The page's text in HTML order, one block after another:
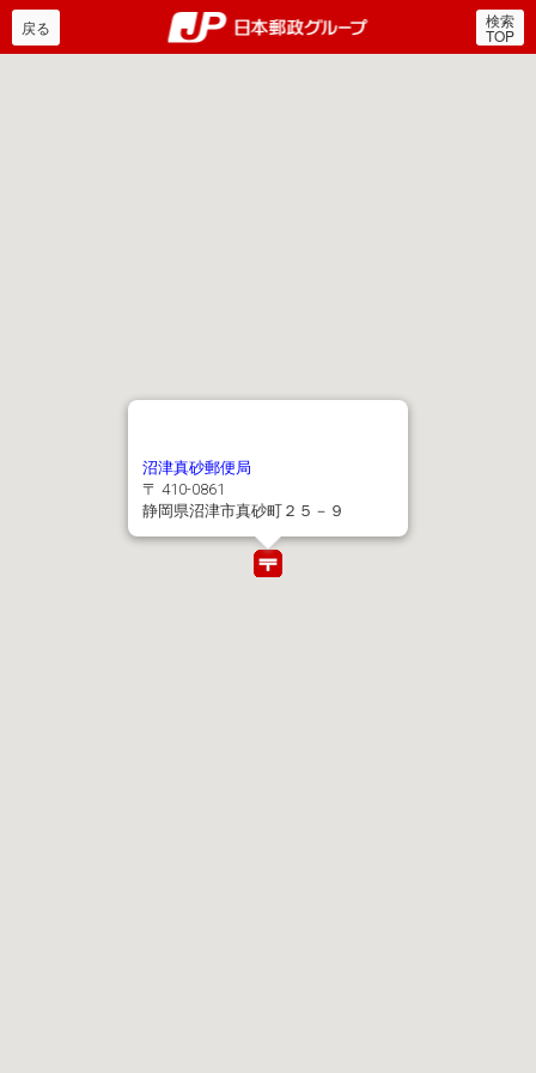
郵便局・日本郵政グルー
戻る 検索
TOP
沼津真砂郵便局
〒 410-0861
静岡県沼津市真砂町２５－９